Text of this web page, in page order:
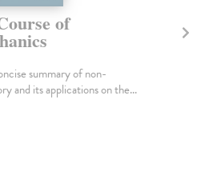
nanovlákenných
desetiletích bouřlivě